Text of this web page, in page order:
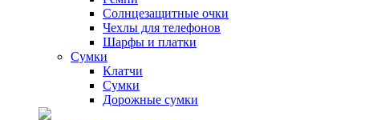
Солнцезащитные очки
Чехлы для телефонов
Шарфы и платки
Сумки
Клатчи
Сумки
Дорожные сумки